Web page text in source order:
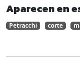
Aparecen en
Petracchi corte